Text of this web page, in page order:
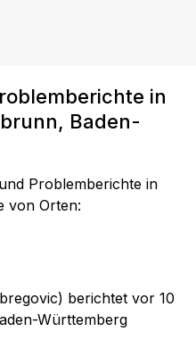
in
Baden-
Problemberichte in
von Orten:
berichtet vor 10
Württemberg